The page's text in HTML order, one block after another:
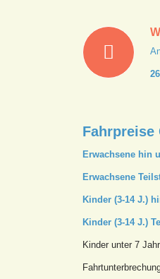
Fahrpreise
Erwachsene hin
Erwachsene
Kinder (3-14 J.)
Kinder (3-14 J.)
Kinder unter 7